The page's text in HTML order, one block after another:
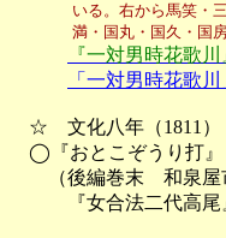
いる。右から馬笑・三馬・
満・国丸・国久・国房と
『一対男時花歌川
「一対男時花歌川
☆　文化八年（1811）
◯『おとこぞうり打』
（後編巻末　和泉屋
『女合法二代高尾』